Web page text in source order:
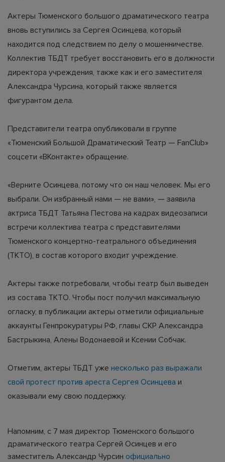
Актеры Тюменского большого драматического театра
вновь вступились за Сергея Осинцева, который
находится под следствием по делу о мошенничестве.
Коллектив ТБДТ требует восстановить его в должности
директора учреждения, также как и его заместителя
Александра Чурсина, который также является
фигурантом дела.
Представители театра опубликовали в группе
«Тюменский Большой Драматический Театр — FanClub»
соцсети «ВКонтакте» обращение.
«Верните Осинцева, потому что он наш человек. Мы его
выбрали. Он избранный нами — не вами», — заявила
актриса ТБДТ Татьяна Пестова на кадрах видеозаписи
встречи коллектива театра с представителями
Тюменского концертно-театрального объединения
(ТКТО), в состав которого входит учреждение.
Актеры также потребовали, чтобы театр был выведен
из состава ТКТО. Чтобы пост получил максимальную
огласку, в публикации актеры отметили официальные
аккаунты Генпрокуратуры РФ, главы СКР Александра
Бастрыкина, Алены Водонаевой и Ксении Собчак.
Отметим, актеры ТБДТ уже несколько раз выражали
свой протест против ареста Сергея Осинцева и
оказывали ему свою поддержку.
Напомним, с 7 мая директор Тюменского большого
драматического театра Сергей Осинцев и его
заместитель Александр Чурсин официально